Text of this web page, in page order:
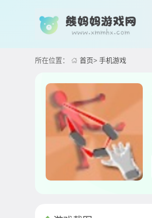
所在位置： 首页> 手机游戏